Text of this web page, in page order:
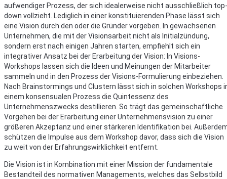
aufwendiger Prozess, der sich idealerweise nicht ausschließlich top-
down vollzieht. Lediglich in einer konstituierenden Phase lässt sich
eine Vision durch den oder die Gründer vorgeben. In gewachsenen
Unternehmen, die mit der Visionsarbeit nicht als Initialzündung,
sondern erst nach einigen Jahren starten, empfiehlt sich ein
integrativer Ansatz bei der Erarbeitung der Vision: In Visions-
Workshops lassen sich die Ideen und Meinungen der Mitarbeiter
sammeln und in den Prozess der Visions-Formulierung einbeziehen.
Nach Brainstormings und Clustern lässt sich in solchen Workshops
einem konsensualen Prozess die Quintessenz des
Unternehmenszwecks destillieren. So trägt das gemeinschaftliche
Vorgehen bei der Erarbeitung einer Unternehmensvision zu einer
größeren Akzeptanz und einer stärkeren Identifikation bei.
schützen die Impulse aus dem Workshop davor, dass sich die Vision
zu weit von der Erfahrungswirklichkeit entfernt.
Die Vision ist in Kombination mit einer Mission der fundamentale
Bestandteil des normativen Managements, welches das Selbstbild